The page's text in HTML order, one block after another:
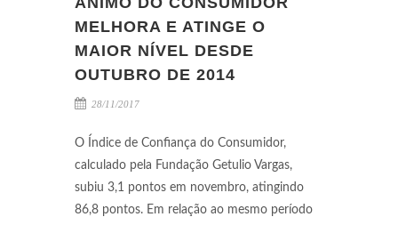
MELHORA E ATINGE O
MAIOR NÍVEL DESDE
OUTUBRO DE 2014
28/11/2017
O Índice de Confiança do Consumidor,
calculado pela Fundação Getulio Vargas,
subiu 3,1 pontos em novembro, atingindo
86,8 pontos. Em relação ao mesmo período